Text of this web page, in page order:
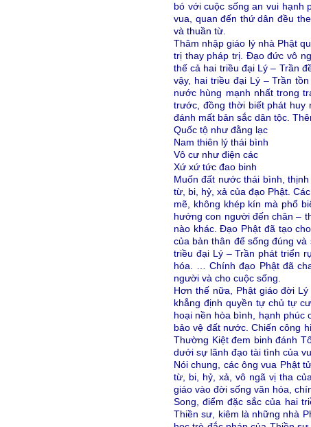
bó với cuộc sống an vui hạnh
vua, quan đến thứ dân đều
và thuần từ.
Thâm nhập giáo lý nhà Phật
trị thay pháp trị. Đạo đức vô
thế cả hai triều đại Lý – Trần
vậy, hai triều đại Lý – Trần
nước hùng mạnh nhất trong
trước, đồng thời biết phát huy
đánh mất bản sắc dân tộc.
Quốc tộ như đằng lạc
Nam thiên lý thái bình
Vô cư như điện các
Xứ xứ tức đao binh
Muốn đất nước thái bình,
từ, bi, hỷ, xả của đạo Phật.
mẽ, không khép kín mà phổ
hướng con người đến chân –
nào khác. Đạo Phật đã tạo
của bản thân để sống đúng
triều đại Lý – Trần phát triển
hóa. … Chính đạo Phật đã
người và cho cuộc sống.
Hơn thế nữa, Phật giáo đời
khẳng định quyền tự chủ tự
hoại nền hòa bình, hạnh phúc
bảo vệ đất nước. Chiến công
Thường Kiệt đem binh đánh
dưới sự lãnh đạo tài tình của
Nói chung, các ông vua Phật
từ, bi, hỷ, xả, vô ngã vị tha
giáo vào đời sống văn hóa,
Song, điểm đặc sắc của hai
Thiền sư, kiêm là những nhà